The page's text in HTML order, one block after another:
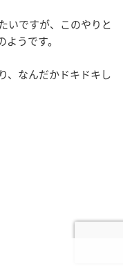
いですが、このやりと
うです。
、なんだかドキドキし